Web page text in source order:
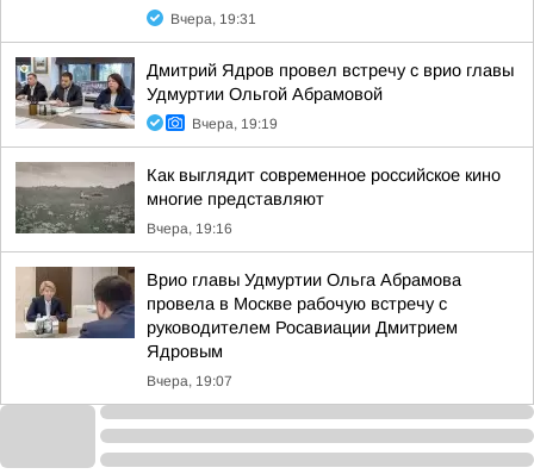
Вчера, 19:31
Дмитрий Ядров провел встречу с врио главы
Удмуртии Ольгой Абрамовой
Вчера, 19:19
Как выглядит современное российское кино
многие представляют
Вчера, 19:16
Врио главы Удмуртии Ольга Абрамова
провела в Москве рабочую встречу с
руководителем Росавиации Дмитрием
Ядровым
Вчера, 19:07